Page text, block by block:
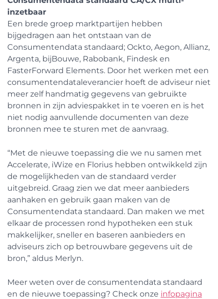
inzetbaar
Een brede groep marktpartijen hebben
bijgedragen aan het ontstaan van de
Consumentendata standaard; Ockto, Aegon, Allianz,
Argenta, bijBouwe, Rabobank, Findesk en
FasterForward Elements. Door het werken met een
consumentendataleverancier hoeft de adviseur niet
meer zelf handmatig gegevens van gebruikte
bronnen in zijn adviespakket in te voeren en is het
niet nodig aanvullende documenten van deze
bronnen mee te sturen met de aanvraag.
“Met de nieuwe toepassing die we nu samen met
Accelerate, iWize en Florius hebben ontwikkeld zijn
de mogelijkheden van de standaard verder
uitgebreid. Graag zien we dat meer aanbieders
aanhaken en gebruik gaan maken van de
Consumentendata standaard. Dan maken we met
elkaar de processen rond hypotheken een stuk
makkelijker, sneller en baseren aanbieders en
adviseurs zich op betrouwbare gegevens uit de
bron,” aldus Merlyn.
Meer weten over de consumentendata standaard
en de nieuwe toepassing? Check onze infopagina